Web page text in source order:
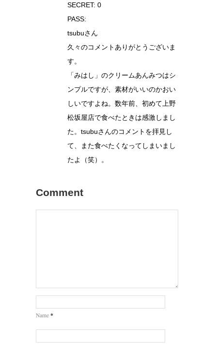
SECRET: 0
PASS:
tsubuさん
久々のコメントありがとうございま
す。
「みはし」のクリームあんみつはシ
ンプルですが、素材がいいのかおい
しいですよね。数年前、初めて上野
松坂屋店で食べたときは感激しまし
た。tsubuさんのコメントを拝見し
て、また食べたくなってしまいまし
たよ（笑）。
Comment
Name *